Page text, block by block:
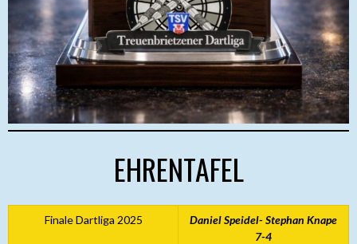
EHRENTAFEL
Finale Dartliga 2025
Daniel Speidel- Stephan Knape
7-4